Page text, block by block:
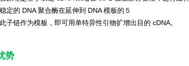
定的 DNA 聚合酶在延伸到 DNA 模板的５
子链作为模板，即可用单特异性引物扩增出目的 cDNA。
势